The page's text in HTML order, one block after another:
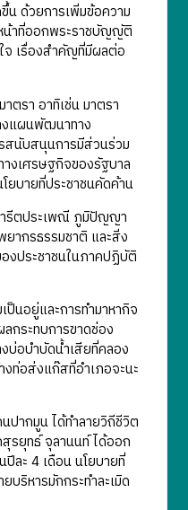
น ด้วยการเพิ่มข้อความ
น้าที่ออกพระราชบัญญัติ
จ เรื่องสำคัญที่มีผลต่อ
ตรา อาทิเช่น มาตรา
งแผนพัฒนาทาง
สนับสนุนการมีส่วนร่วม
งเศรษฐกิจของรัฐบาล
ยบายที่ประชาชนคัดค้าน
ารีตประเพณี ภูมิปัญญา
ากรธรรมชาติ และสิ่ง
งประชาชนในภาคปฏิบัติ
นอยู่และการทำมาหากิจ
กระทบการขาดช่อง
บ่อบำบัดน้ำเสียที่คลอง
ท่อส่งแก๊สที่อำเภอจะนะ
ปากมูน ได้ทำลายวิถีชีวิต
รยุทธ์ จุลานนท์ ได้ออก
ละ 4 เดือน นโยบายที่
ริหารมักกระทำละเมิด